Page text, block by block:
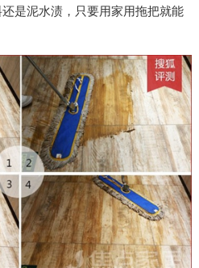
是泥水渍，只要用家用拖把就能